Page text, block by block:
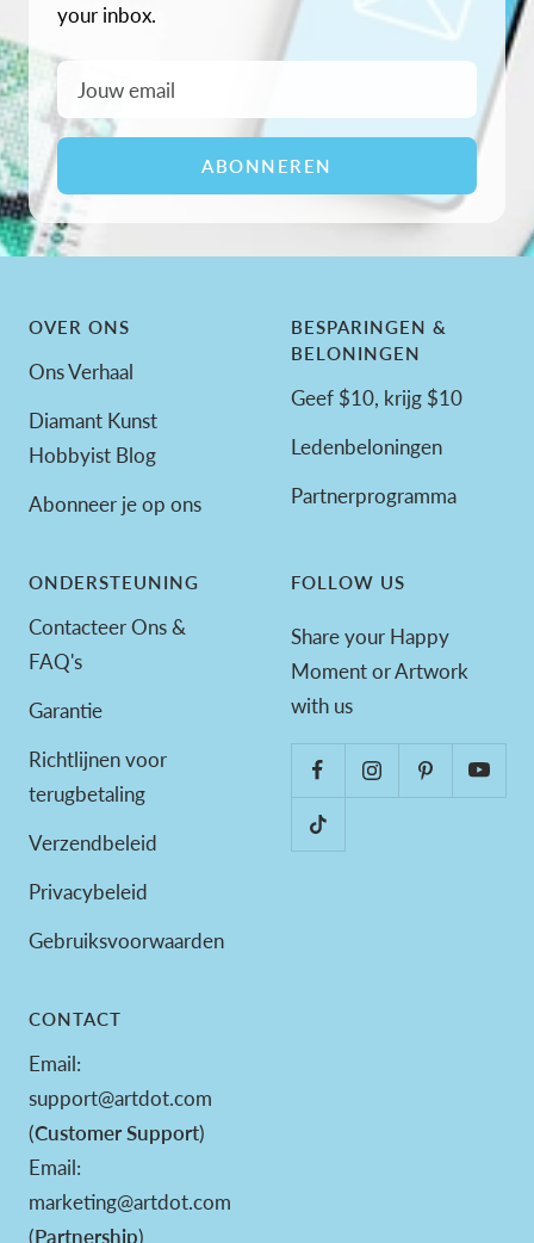
your inbox.
Jouw email
ABONNEREN
OVER ONS
Ons Verhaal
Diamant Kunst
Hobbyist Blog
Abonneer je op ons
BESPARINGEN &
BELONINGEN
Geef $10, krijg $10
Ledenbeloningen
Partnerprogramma
ONDERSTEUNING
Contacteer Ons &
FAQ's
Garantie
Richtlijnen voor
terugbetaling
Verzendbeleid
Privacybeleid
Gebruiksvoorwaarden
FOLLOW US
Share your Happy
Moment or Artwork
with us
CONTACT
Email:
support@artdot.com
(Customer Support)
Email:
marketing@artdot.com
(Partnership)